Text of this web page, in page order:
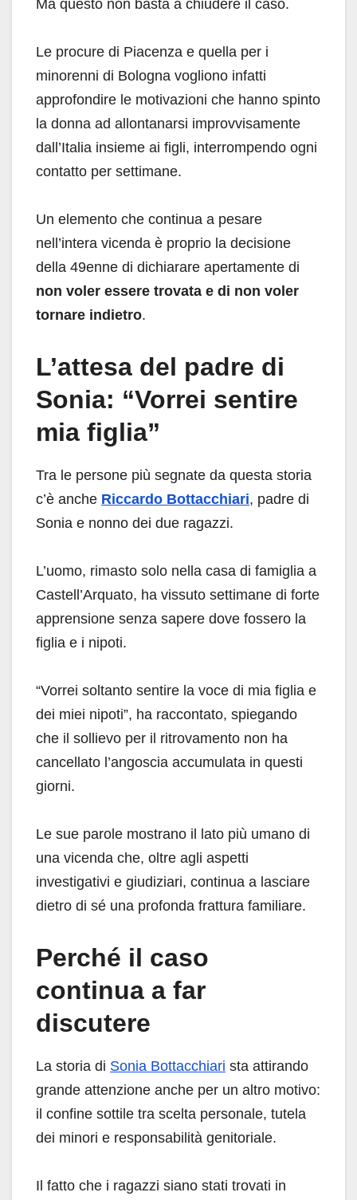
Ma questo non basta a chiudere il caso.
Le procure di Piacenza e quella per i
minorenni di Bologna vogliono infatti
approfondire le motivazioni che hanno spinto
la donna ad allontanarsi improvvisamente
dall’Italia insieme ai figli, interrompendo ogni
contatto per settimane.
Un elemento che continua a pesare
nell’intera vicenda è proprio la decisione
della 49enne di dichiarare apertamente di
non voler essere trovata e di non voler
tornare indietro.
L’attesa del padre di
Sonia: “Vorrei sentire
mia figlia”
Tra le persone più segnate da questa storia
c’è anche Riccardo Bottacchiari, padre di
Sonia e nonno dei due ragazzi.
L’uomo, rimasto solo nella casa di famiglia a
Castell’Arquato, ha vissuto settimane di forte
apprensione senza sapere dove fossero la
figlia e i nipoti.
“Vorrei soltanto sentire la voce di mia figlia e
dei miei nipoti”, ha raccontato, spiegando
che il sollievo per il ritrovamento non ha
cancellato l’angoscia accumulata in questi
giorni.
Le sue parole mostrano il lato più umano di
una vicenda che, oltre agli aspetti
investigativi e giudiziari, continua a lasciare
dietro di sé una profonda frattura familiare.
Perché il caso
continua a far
discutere
La storia di Sonia Bottacchiari sta attirando
grande attenzione anche per un altro motivo:
il confine sottile tra scelta personale, tutela
dei minori e responsabilità genitoriale.
Il fatto che i ragazzi siano stati trovati in